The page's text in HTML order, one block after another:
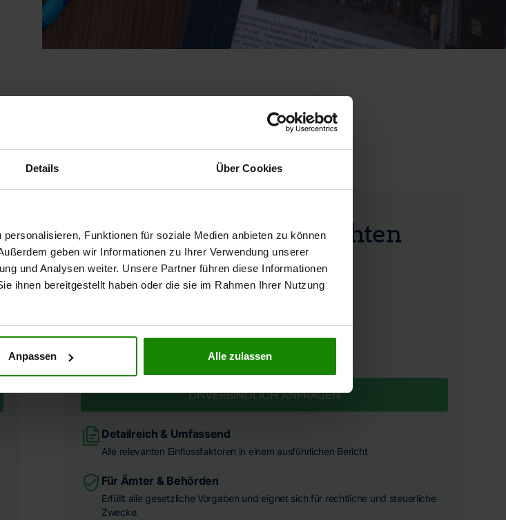
Details Über Cookies
Funktionen für soziale Medien anbieten zu können
geben wir Informationen zu Ihrer Verwendung unserer
und Analysen weiter. Unsere Partner führen diese Informationen
ihnen bereitgestellt haben oder die sie im Rahmen Ihrer Nutzung
Anpassen Alle zulassen
und Preise
Verkehrswertgutachten
3.490 €
UNVERBINDLICH ANFRAGEN
Detailreich & Umfassend
Alle relevanten Einflussfaktoren in einem ausführlichen Bericht
Für Ämter & Behörden
Erfüllt alle gesetzliche Vorgaben und eignet sich für rechtliche und steuerliche
Zwecke.